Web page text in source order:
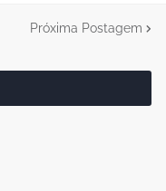
Próxima Postagem